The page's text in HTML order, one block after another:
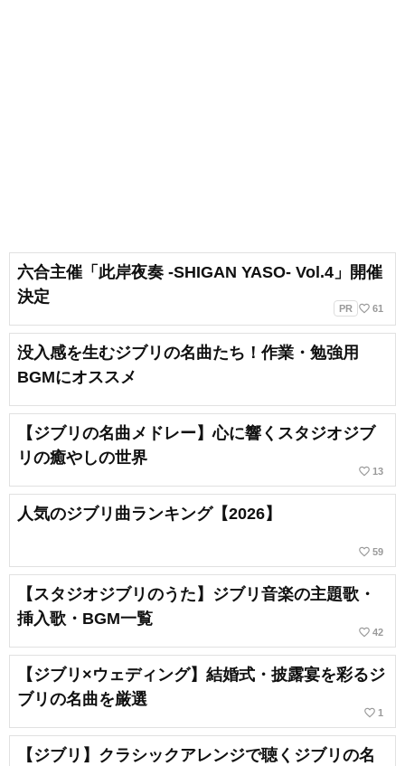
六合主催「此岸夜奏 -SHIGAN YASO- Vol.4」開催
決定
PR favorite_border 61
没入感を生むジブリの名曲たち！作業・勉強用
BGMにオススメ
【ジブリの名曲メドレー】心に響くスタジオジブ
リの癒やしの世界
favorite_border 13
人気のジブリ曲ランキング【2026】
favorite_border 59
【スタジオジブリのうた】ジブリ音楽の主題歌・
挿入歌・BGM一覧
favorite_border 42
【ジブリ×ウェディング】結婚式・披露宴を彩るジ
ブリの名曲を厳選
favorite_border 1
【ジブリ】クラシックアレンジで聴くジブリの名